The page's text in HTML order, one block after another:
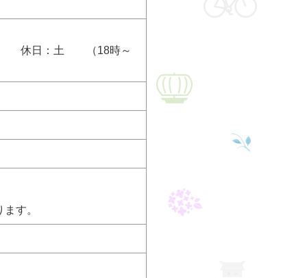
時～
す。